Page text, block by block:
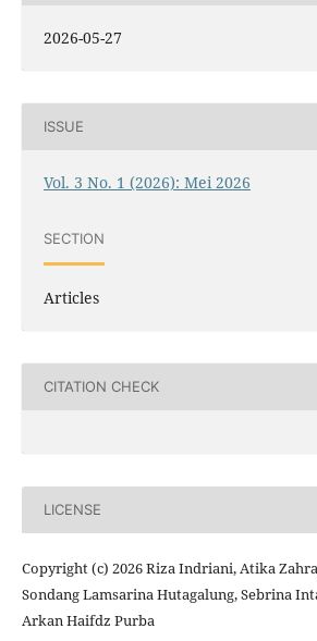
2026-05-27
ISSUE
Vol. 3 No. 1 (2026): Mei 2026
SECTION
Articles
CITATION CHECK
LICENSE
Copyright (c) 2026 Riza Indriani, Atika
Sondang Lamsarina Hutagalung, Sebrina
Arkan Haifdz Purba